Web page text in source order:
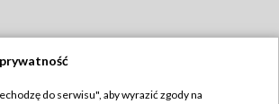
do serwisu", aby wyrazić zgody na